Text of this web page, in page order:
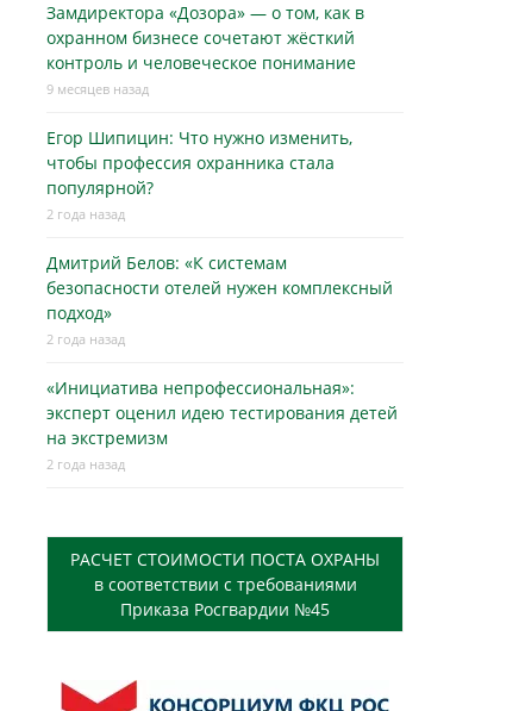
Замдиректора «Дозора» — о том, как в
охранном бизнесe сочетают жёсткий
контроль и человеческое понимание
9 месяцев назад
Егор Шипицин: Что нужно изменить,
чтобы профессия охранника стала
популярной?
2 года назад
Дмитрий Белов: «К системам
безопасности отелей нужен комплексный
подход»
2 года назад
«Инициатива непрофессиональная»:
эксперт оценил идею тестирования детей
на экстремизм
2 года назад
РАСЧЕТ СТОИМОСТИ ПОСТА ОХРАНЫ
в соответствии с требованиями
Приказа Росгвардии №45